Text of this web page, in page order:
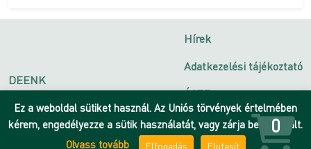
DEENK
Debreceni Egyetem
Hírek
Adatkezelési tájékoztató
ÁSZF
Impresszum
Ez a weboldal sütiket használ. Az Uniós törvények értelmében
kérem, engedélyezze a sütik használatát, vagy zárja be az oldalt.
Olvass tovább
Elfogadás Elutasít
0